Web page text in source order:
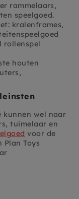
rammelaars,
speelgoed.
kralenframes,
rollenspel
houten
kunnen wel naar
tuimelaar en
voor de
Plan Toys